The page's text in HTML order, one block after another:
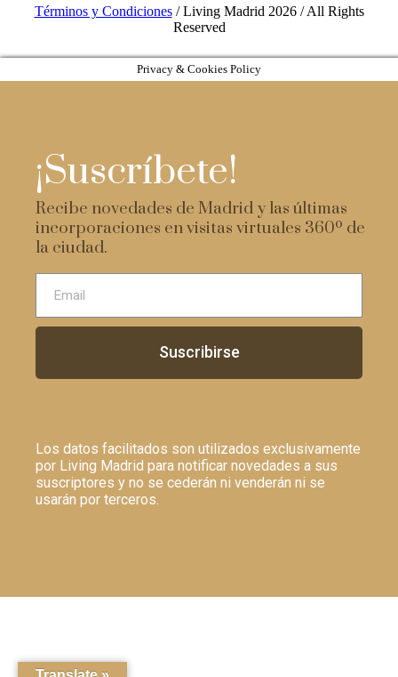
Términos y Condiciones/ Living Madrid 2026 / All Rights
Reserved
Privacy & Cookies Policy
¡Suscríbete!
Recibe novedades de Madrid y las últimas
incorporaciones en visitas virtuales 360º de
la ciudad.
Suscribirse
Los datos facilitados son utilizados exclusivamente
por Living Madrid para notificar novedades a sus
suscriptores y no se cederán ni venderán ni se
usarán por terceros.